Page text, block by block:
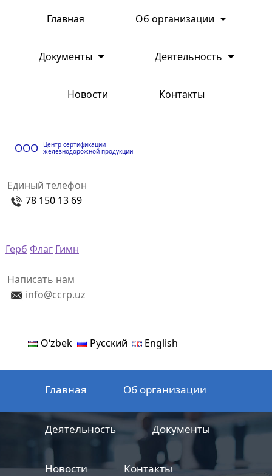
Главная Об организации
Документы Деятельность
Новости Контакты
ООО Центр сертификации
железнодорожной продукции
Единый телефон
78 150 13 69
Герб Флаг Гимн
Написать нам
info@ccrp.uz
Oʻzbek Русский English
Главная Об организации
Деятельность Документы
Новости Контакты